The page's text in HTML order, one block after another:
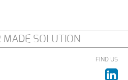
MADE SOLUTION
FIND US